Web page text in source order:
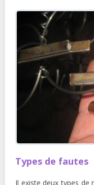
Types de fautes
Il existe deux types de